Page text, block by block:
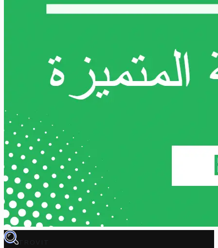
TROVIT